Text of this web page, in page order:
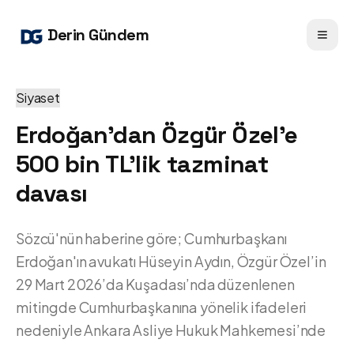
Derin Gündem
Siyaset
Erdoğan'dan Özgür Özel'e
500 bin TL'lik tazminat
davası
Sözcü'nün haberine göre; Cumhurbaşkanı
Erdoğan'ın avukatı Hüseyin Aydın, Özgür Özel’in
29 Mart 2026’da Kuşadası’nda düzenlenen
mitingde Cumhurbaşkanına yönelik ifadeleri
nedeniyle Ankara Asliye Hukuk Mahkemesi’nde